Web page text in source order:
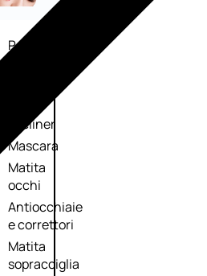
Palette
Eyeliner
Mascara
Matita
occhi
Antiocchiaie
e correttori
Matita
sopracciglia